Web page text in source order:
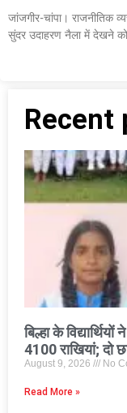
जांजगीर-चांपा। राजनीतिक
सुंदर उदाहरण नैला में देखने को
Recent
बिल्हा के
4100 राखियां; दो
August 9, 2026 No
Read More »